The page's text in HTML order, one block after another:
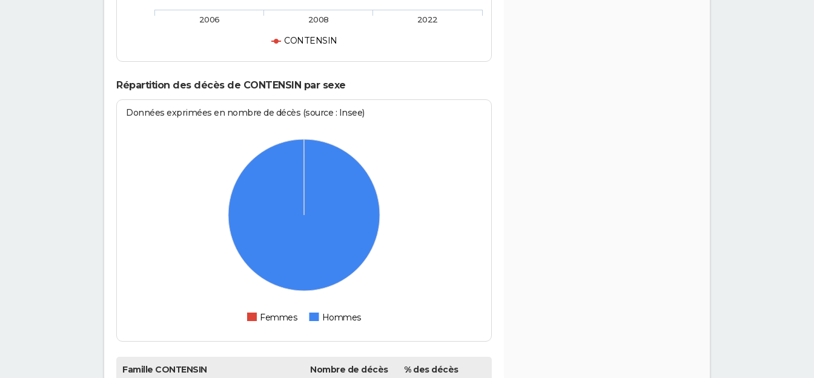
CONTENSIN
2006 2008 2022
Répartition des décès de CONTENSIN par sexe
Données exprimées en nombre de décès (source : Insee)
Femmes Hommes
Famille CONTENSIN Nombre de décès % des décès